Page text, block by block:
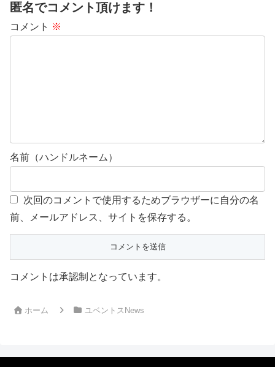
匿名でコメント頂けます！
コメント ※
名前（ハンドルネーム）
次回のコメントで使用するためブラウザーに自分の名
前、メールアドレス、サイトを保存する。
コメントは承認制となっています。
ホーム ユベントスNews